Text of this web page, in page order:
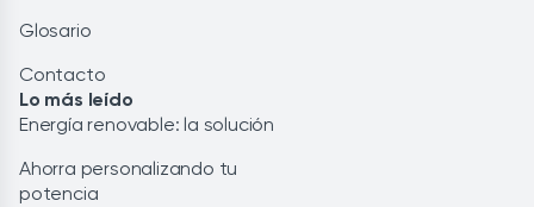
Glosario
Contacto
Lo más leído
Energía renovable: la solución
Ahorra personalizando tu
potencia